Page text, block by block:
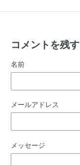
コメントを残す
名前
メールアドレス
メッセージ